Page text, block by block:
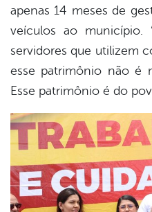
apenas 14 meses de
veículos ao município.
servidores que utilizem
esse patrimônio não é
Esse patrimônio é do